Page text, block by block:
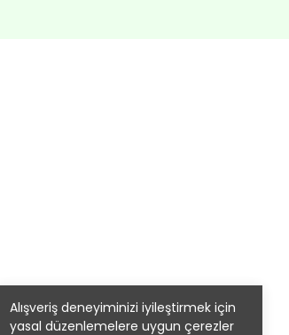
Alışveriş deneyiminizi iyileştirmek için
yasal düzenlemelere uygun çerezler